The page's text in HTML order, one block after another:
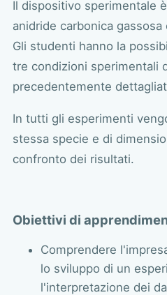
Il dispositivo sperimentale
anidride carbonica
Gli studenti hanno la
tre condizioni sperimentali
precedentemente
In tutti gli esperimenti
stessa specie e di
confronto dei risultati.
Obiettivi di
Comprendere
lo sviluppo di un
l'interpretazione dei